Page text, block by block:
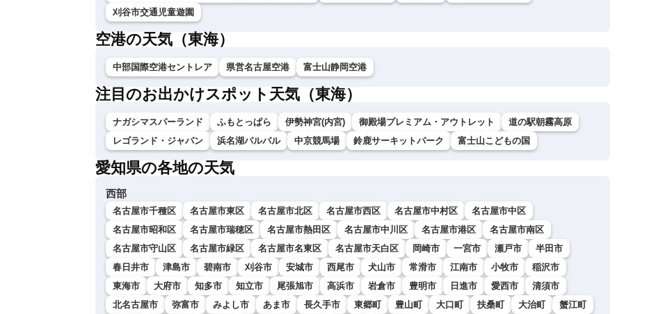
刈谷市交通児童遊園
空港の天気（東海）
中部国際空港セントレア 県営名古屋空港 富士山静岡空港
注目のお出かけスポット天気（東海）
ナガシマスパーランド ふもとっぱら 伊勢神宮(内宮) 御殿場プレミアム・アウトレット
道の駅朝霧高原
レゴランド・ジャパン
浜名湖パルパル 中京競馬場 鈴鹿サーキットパーク 富士山こどもの国
愛知県の各地の天気
西部
名古屋市千種区 名古屋市東区 名古屋市北区 名古屋市西区 名古屋市中村区
名古屋市中区
名古屋市昭和区
名古屋市瑞穂区 名古屋市熱田区 名古屋市中川区 名古屋市港区
名古屋市南区
名古屋市守山区
名古屋市緑区 名古屋市名東区 名古屋市天白区 岡崎市 一宮市 瀬戸市
半田市
春日井市
津島市 碧南市 刈谷市 安城市 西尾市 犬山市 常滑市 江南市 小牧市
稲沢市
東海市
大府市 知多市 知立市 尾張旭市 高浜市 岩倉市 豊明市 日進市 愛西市
清須市
北名古屋市
弥富市 みよし市 あま市 長久手市 東郷町 豊山町 大口町 扶桑町 大治町 蟹江町